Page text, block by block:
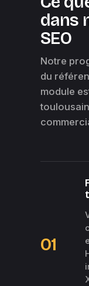
dans
SEO
Notre
du
module
01